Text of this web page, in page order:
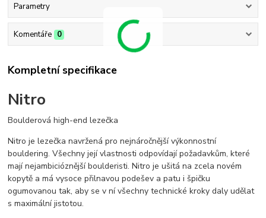
Parametry
Komentáře 0
Kompletní specifikace
Nitro
Boulderová high-end lezečka
Nitro je lezečka navržená pro nejnáročnější výkonnostní
bouldering. Všechny její vlastnosti odpovídají požadavkům, které
mají nejambicióznější boulderisti. Nitro je ušitá na zcela novém
kopytě a má vysoce přilnavou podešev a patu i špičku
ogumovanou tak, aby se v ní všechny technické kroky daly udělat
s maximální jistotou.